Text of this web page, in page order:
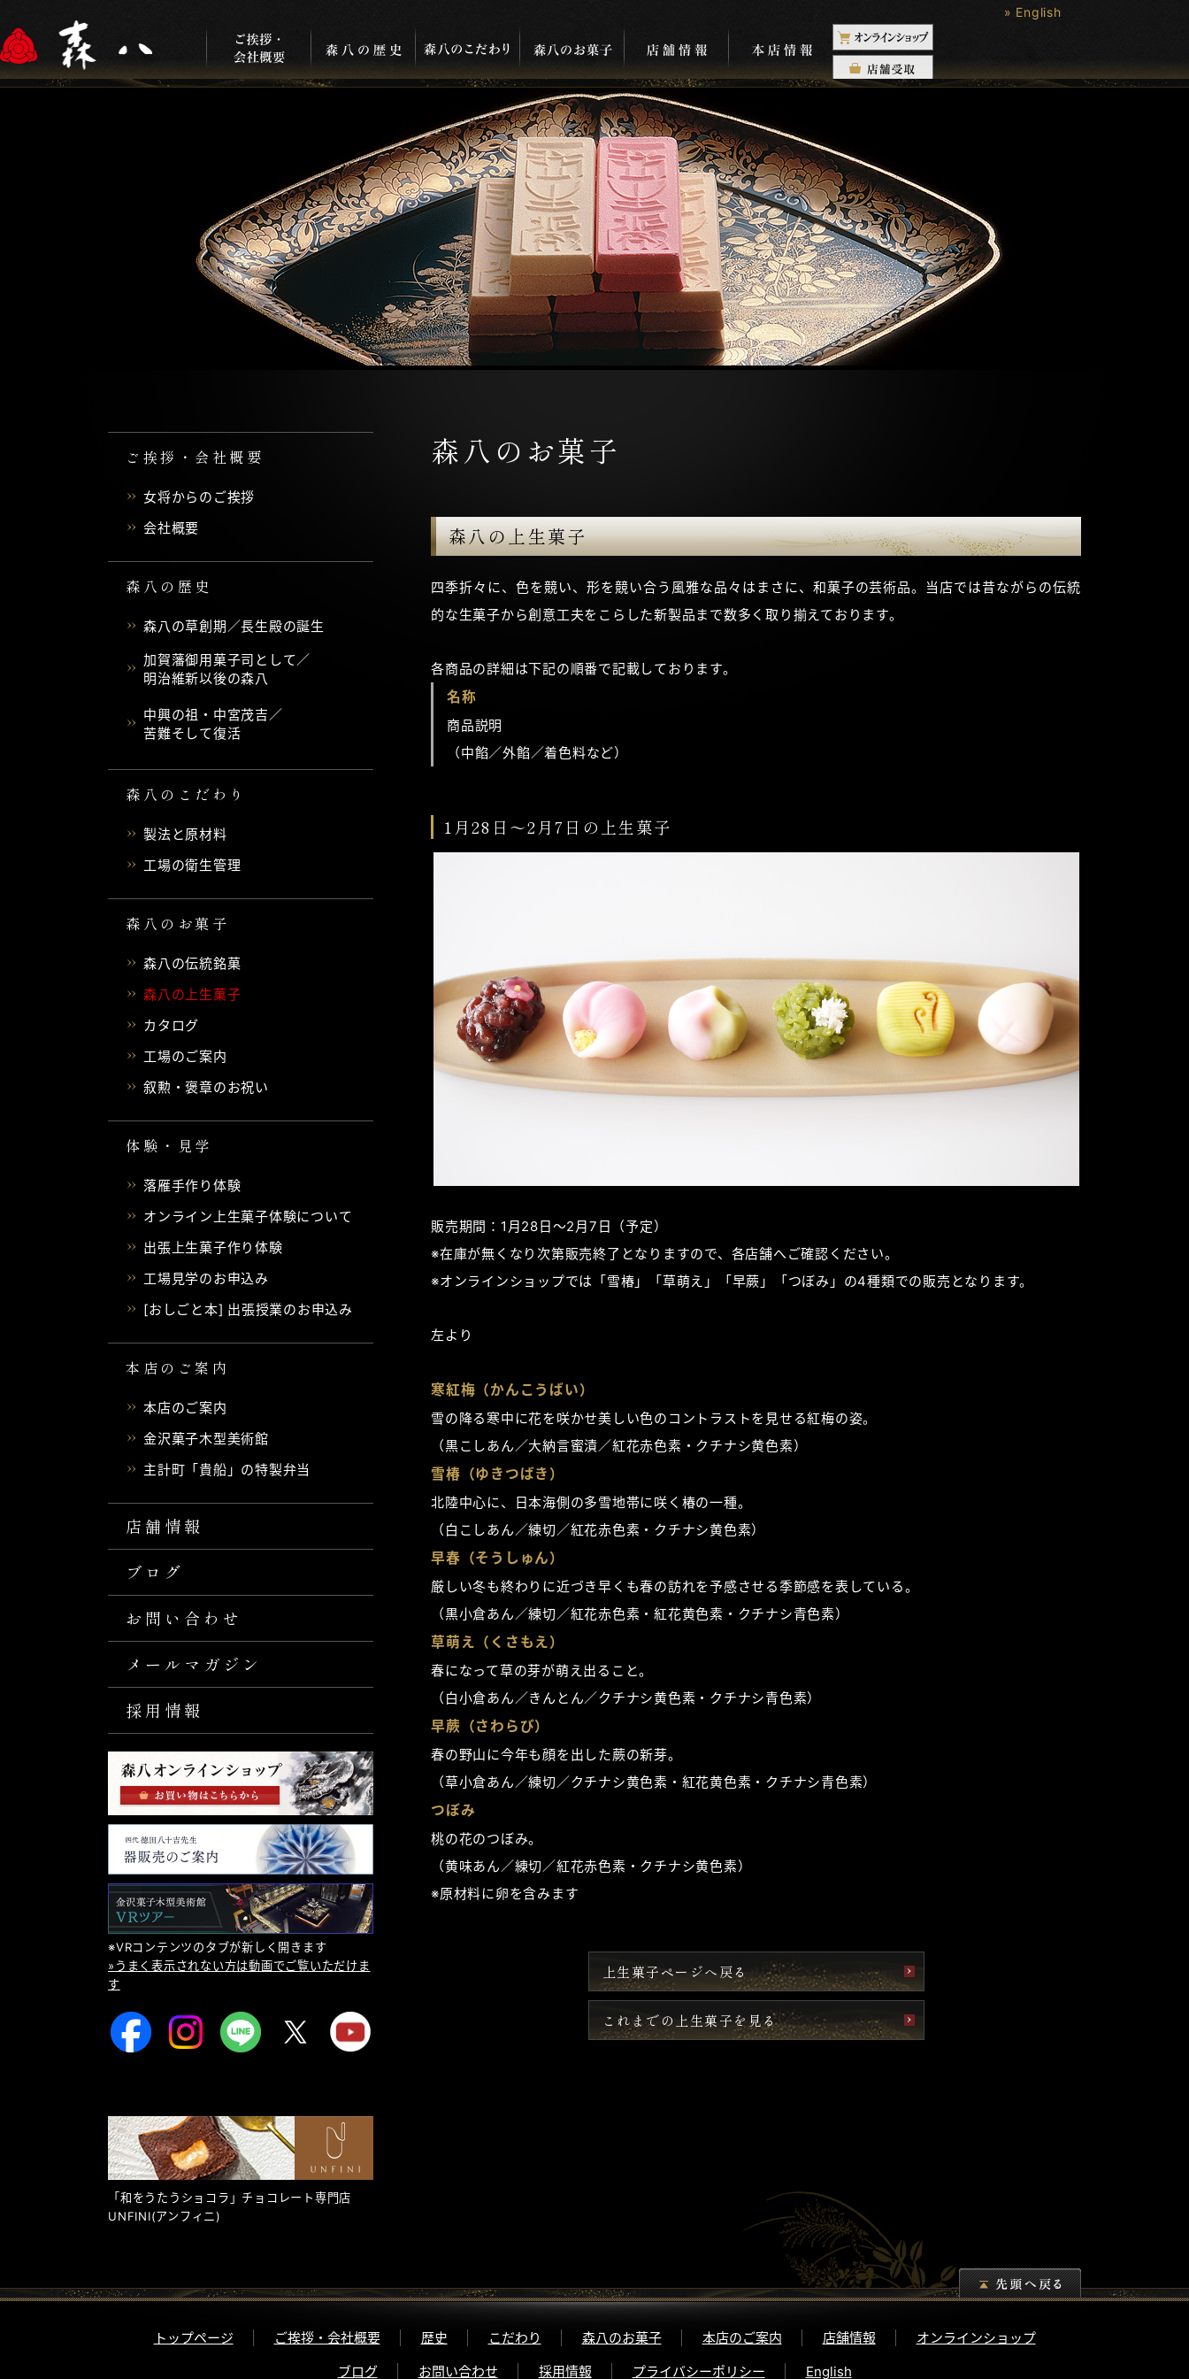
» English
ご挨拶・会社概要
女将からのご挨拶
会社概要
森八の歴史
森八の草創期／長生殿の誕生
加賀藩御用菓子司として／
明治維新以後の森八
中興の祖・中宮茂吉／
苦難そして復活
森八のこだわり
製法と原材料
工場の衛生管理
森八のお菓子
森八の伝統銘菓
森八の上生菓子
カタログ
工場のご案内
叙勲・褒章のお祝い
体験・見学
落雁手作り体験
オンライン上生菓子体験について
出張上生菓子作り体験
工場見学のお申込み
[おしごと本] 出張授業のお申込み
本店のご案内
本店のご案内
金沢菓子木型美術館
主計町「貴船」の特製弁当
店舗情報
ブログ
お問い合わせ
メールマガジン
採用情報
※VRコンテンツのタブが新しく開きます
»うまく表示されない方は動画でご覧いただけま
す
「和をうたうショコラ」チョコレート専門店
UNFINI(アンフィニ)
森八のお菓子
森八の上生菓子
四季折々に、色を競い、形を競い合う風雅な品々はまさに、和菓子の芸術品。当店では昔ながらの伝統
的な生菓子から創意工夫をこらした新製品まで数多く取り揃えております。
各商品の詳細は下記の順番で記載しております。
名称
商品説明
（中餡／外餡／着色料など）
1月28日～2月7日の上生菓子
販売期間：1月28日～2月7日（予定）
※在庫が無くなり次第販売終了となりますので、各店舗へご確認ください。
※オンラインショップでは「雪椿」「草萌え」「早蕨」「つぼみ」の4種類での販売となります。
左より
寒紅梅（かんこうばい）
雪の降る寒中に花を咲かせ美しい色のコントラストを見せる紅梅の姿。
（黒こしあん／大納言蜜漬／紅花赤色素・クチナシ黄色素）
雪椿（ゆきつばき）
北陸中心に、日本海側の多雪地帯に咲く椿の一種。
（白こしあん／練切／紅花赤色素・クチナシ黄色素）
早春（そうしゅん）
厳しい冬も終わりに近づき早くも春の訪れを予感させる季節感を表している。
（黒小倉あん／練切／紅花赤色素・紅花黄色素・クチナシ青色素）
草萌え（くさもえ）
春になって草の芽が萌え出ること。
（白小倉あん／きんとん／クチナシ黄色素・クチナシ青色素）
早蕨（さわらび）
春の野山に今年も顔を出した蕨の新芽。
（草小倉あん／練切／クチナシ黄色素・紅花黄色素・クチナシ青色素）
つぼみ
桃の花のつぼみ。
（黄味あん／練切／紅花赤色素・クチナシ黄色素）
※原材料に卵を含みます
上生菓子ページへ戻る
これまでの上生菓子を見る
トップページ ご挨拶・会社概要 歴史 こだわり 森八のお菓子 本店のご案内 店舗情報
オンラインショップ
ブログ
お問い合わせ 採用情報 プライバシーポリシー English